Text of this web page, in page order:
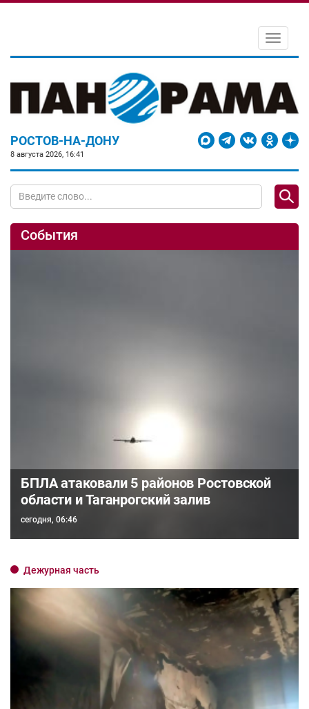
Toggle
РОСТОВ-НА-ДОНУ
8 августа 2026, 16:41
События
БПЛА атаковали 5 районов Ростовской
области и Таганрогский залив
сегодня, 06:46
Дежурная часть